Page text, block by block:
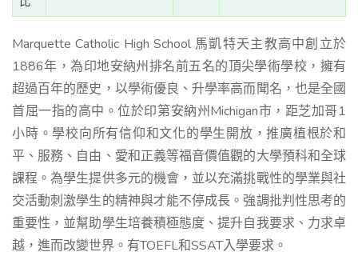
Marquette Catholic High School 馬凱特天主教高中創立於
1886年，為印地安納州排名前五名的頂尖學術學校，擁有
超過百年的歷史，以學術優良、升學率高而聞名，也是全國
首屈一指的高中。位於印第安納州Michigan市，距芝加哥1
小時。學校向所有信仰和文化的學生開放，推廣植根於和
平、服務、自由、愛和正義等福音價值觀的大學預科和全球
課程。為學生提供多元的機會，並以充滿挑戰性的學業與社
交活動刺激學生的精神與才能不停成長。強調批判性思考的
重要性，並幫助學生培養積極態度、提升自我要求、力求卓
越，進而改變世界。有TOEFL和SSAT入學要求。